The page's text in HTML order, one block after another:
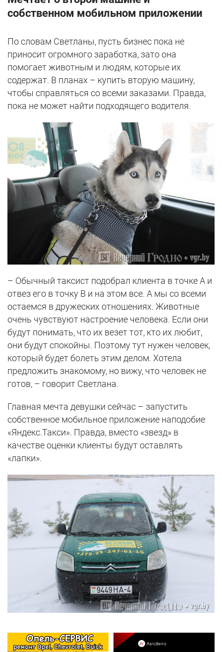
собственном мобильном приложении
По словам Светланы, пусть бизнес пока не
приносит огромного заработка, зато она
помогает животным и людям, которые их
содержат. В планах – купить вторую машину,
чтобы справляться со всеми заказами. Правда,
пока не может найти подходящего водителя.
– Обычный таксист подобрал клиента в точке А и
отвез его в точку В и на этом все. А мы со всеми
остаемся в дружеских отношениях. Животные
очень чувствуют настроение человека. Если они
будут понимать, что их везет тот, кто их любит,
они будут спокойны. Поэтому тут нужен человек,
который будет болеть этим делом. Хотела
предложить знакомому, но вижу, что человек не
готов, – говорит Светлана.
Главная мечта девушки сейчас – запустить
собственное мобильное приложение наподобие
«Яндекс.Такси». Правда, вместо «звезд» в
качестве оценки клиенты будут оставлять
«лапки».